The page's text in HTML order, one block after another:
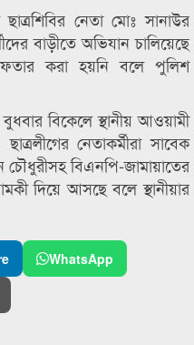
নেতা মোঃ সানাউর
বাড়ীতে অভিযান চালিয়েছে
করা হয়নি বলে পুলিশ
বিকেলে স্থানীয় আওয়ামী
নেতাকর্মীরা সাবেক
চৌধুরীসহ বিএনপি-জামায়াতের
দিয়ে আসছে বলে স্থানীয়ার
WhatsApp